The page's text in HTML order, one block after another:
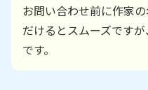
お問い合わせ前に作家
だけるとスムーズです
です。